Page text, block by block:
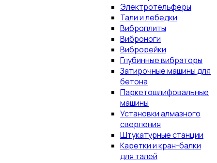
Электротельферы
Тали и лебедки
Виброплиты
Виброноги
Виброрейки
Глубинные вибраторы
Затирочные машины для
бетона
Паркетошлифовальные
машины
Установки алмазного
сверления
Штукатурные станции
Каретки и кран-балки
для талей